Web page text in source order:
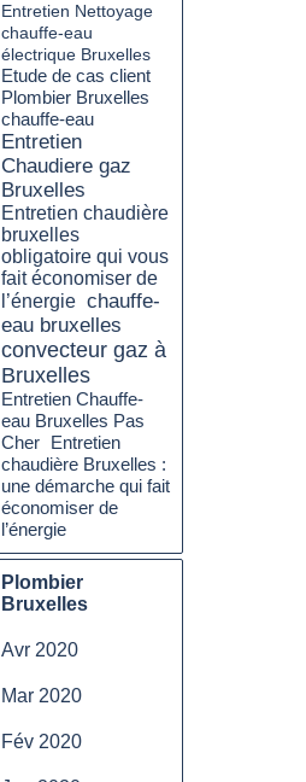
Entretien Nettoyage
chauffe-eau
électrique Bruxelles
Etude de cas client
Plombier Bruxelles
chauffe-eau
Entretien
Chaudiere gaz
Bruxelles
Entretien chaudière
bruxelles
obligatoire qui vous
fait économiser de
l’énergie chauffe-
eau bruxelles
convecteur gaz à
Bruxelles
Entretien Chauffe-
eau Bruxelles Pas
Cher
Entretien
chaudière Bruxelles :
une démarche qui fait
économiser de
l’énergie
Plombier
Bruxelles
Avr 2020
Mar 2020
Fév 2020